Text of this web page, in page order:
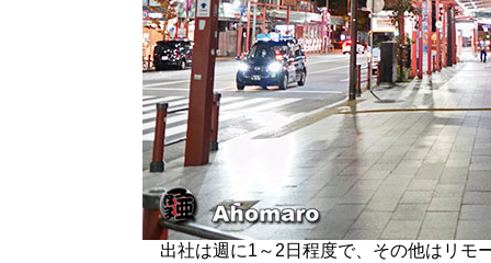
出社は週に1～2日程度で、その他はリモ